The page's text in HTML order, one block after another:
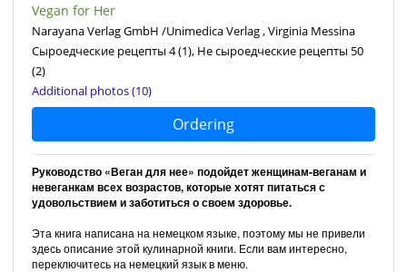
Vegan for Her
Narayana Verlag GmbH /Unimedica Verlag , Virginia Messina
Сыроедческие рецепты 4(1), Не сыроедческие рецепты 50
(2)
Additional photos (10)
Ordering
Руководство «Веган для нее» подойдет женщинам-веганам и
невеганкам всех возрастов, которые хотят питаться с
удовольствием и заботиться о своем здоровье.
Эта книга написана на немецком языке, поэтому мы не привели
здесь описание этой кулинарной книги. Если вам интересно,
переключитесь на немецкий язык в меню.